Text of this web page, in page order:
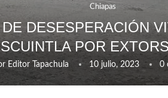
Chiapas
DESESPERACIÓN
POR
Editor Tapachula 10 julio, 2023 0